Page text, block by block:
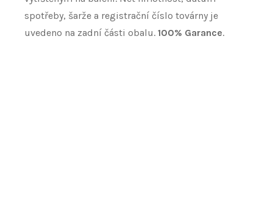
spotřeby, šarže a registrační číslo továrny je
uvedeno na zadní části obalu. 100% Garance.